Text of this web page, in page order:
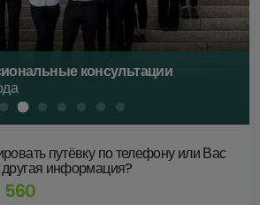
консультации
путёвку по телефону или Вас
информация?
560